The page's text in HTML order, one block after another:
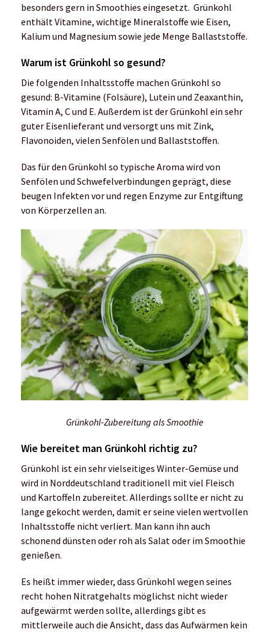
besonders gern in Smoothies eingesetzt. Grünkohl
enthält Vitamine, wichtige Mineralstoffe wie Eisen,
Kalium und Magnesium sowie jede Menge Ballaststoffe.
Warum ist Grünkohl so gesund?
Die folgenden Inhaltsstoffe machen Grünkohl so
gesund: B-Vitamine (Folsäure), Lutein und Zeaxanthin,
Vitamin A, C und E. Außerdem ist der Grünkohl ein sehr
guter Eisenlieferant und versorgt uns mit Zink,
Flavonoiden, vielen Senfölen und Ballaststoffen.
Das für den Grünkohl so typische Aroma wird von
Senfölen und Schwefelverbindungen geprägt, diese
beugen Infekten vor und regen Enzyme zur Entgiftung
von Körperzellen an.
Grünkohl-Zubereitung als Smoothie
Wie bereitet man Grünkohl richtig zu?
Grünkohl ist ein sehr vielseitiges Winter-Gemüse und
wird in Norddeutschland traditionell mit viel Fleisch
und Kartoffeln zubereitet. Allerdings sollte er nicht zu
lange gekocht werden, damit er seine vielen wertvollen
Inhaltsstoffe nicht verliert. Man kann ihn auch
schonend dünsten oder roh als Salat oder im Smoothie
genießen.
Es heißt immer wieder, dass Grünkohl wegen seines
recht hohen Nitratgehalts möglichst nicht wieder
aufgewärmt werden sollte, allerdings gibt es
mittlerweile auch die Ansicht, dass das Aufwärmen kein